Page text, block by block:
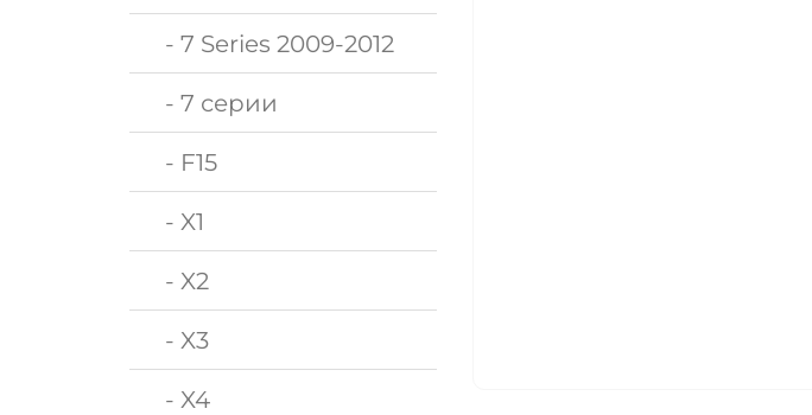
- 7 Series 2009-2012
- 7 серии
- F15
- X1
- X2
- X3
- X4